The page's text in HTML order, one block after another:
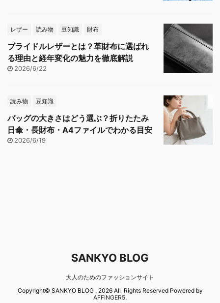
レザー 読み物 豆知識 財布
ブライドルレザーとは？革財布に選ばれ
る理由と経年変化の魅力を徹底解説
2026/6/22
読み物 豆知識
バッグの大きさはどう選ぶ？折りたたみ
日傘・長財布・A4ファイルでわかる目安
2026/6/19
SANKYO BLOG
大人のためのファッションサイト
Copyright© SANKYO BLOG , 2026 All Rights Reserved Powered by
AFFINGER5.